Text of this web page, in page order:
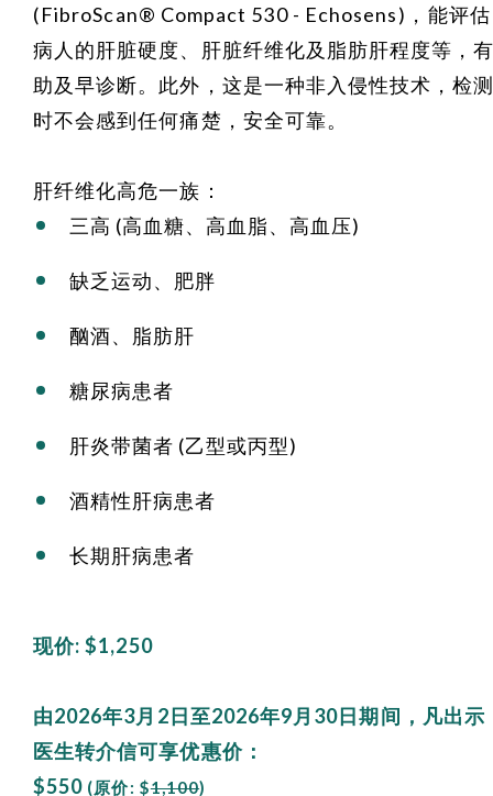
(FibroScan® Compact 530 - Echosens)，能评估
病人的肝脏硬度、肝脏纤维化及脂肪肝程度等，
助及早诊断。此外，这是一种非入侵性技术，检
时不会感到任何痛楚，安全可靠。
肝纤维化高危一族：
三高 (高血糖、高血脂、高血压)
缺乏运动、肥胖
酗酒、脂肪肝
糖尿病患者
肝炎带菌者 (乙型或丙型)
酒精性肝病患者
长期肝病患者
现价: $1,250
由2026年3月2日至2026年9月30日期间，凡出示
医生转介信可享优惠价：
$550 (原价: $1,100)